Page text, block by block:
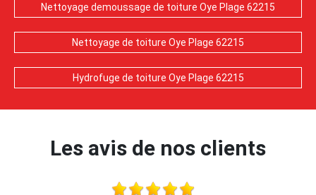
Nettoyage demoussage de toiture Oye Plage 62215
Nettoyage de toiture Oye Plage 62215
Hydrofuge de toiture Oye Plage 62215
Les avis de nos clients